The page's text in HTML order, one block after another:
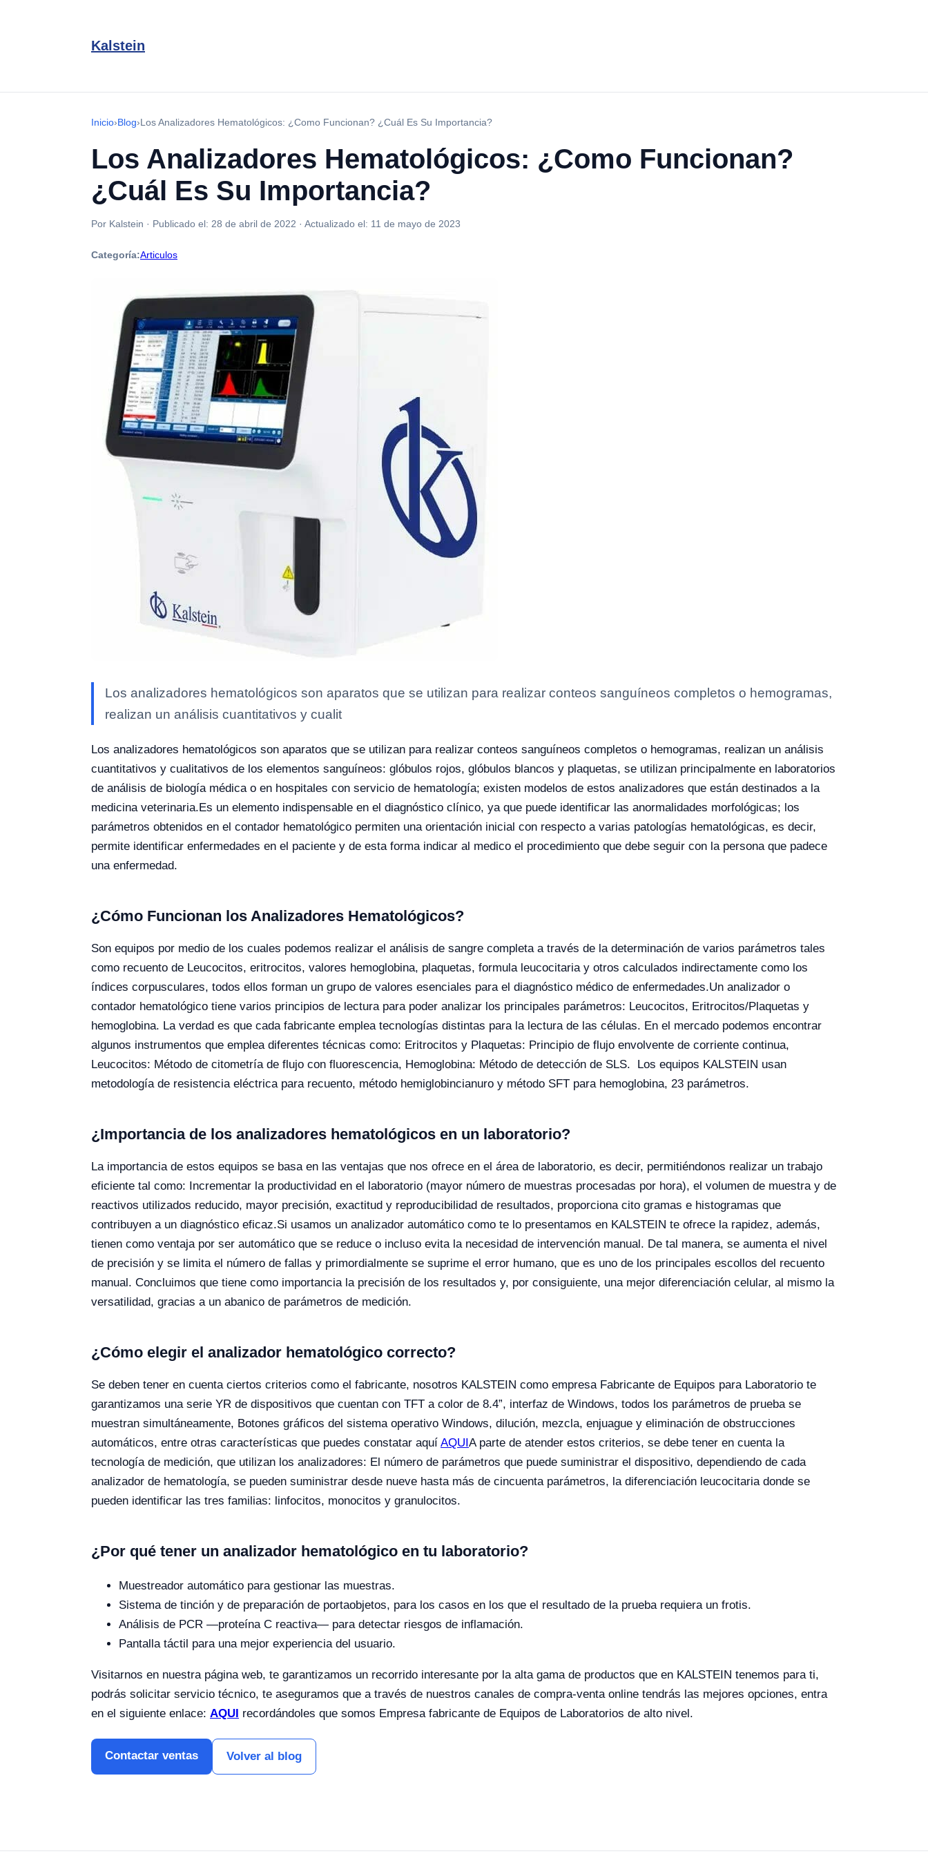
Kalstein
Inicio›Blog›Los Analizadores Hematológicos: ¿Como Funcionan? ¿Cuál Es Su Importancia?
Los Analizadores Hematológicos: ¿Como Funcionan?
¿Cuál Es Su Importancia?
Por Kalstein · Publicado el: 28 de abril de 2022 · Actualizado el: 11 de mayo de 2023
Categoría:Articulos
Los analizadores hematológicos son aparatos que se utilizan para realizar conteos sanguíneos completos o hemogramas,
realizan un análisis cuantitativos y cualit
Los analizadores hematológicos son aparatos que se utilizan para realizar conteos sanguíneos completos o hemogramas, realizan un análisis
cuantitativos y cualitativos de los elementos sanguíneos: glóbulos rojos, glóbulos blancos y plaquetas, se utilizan principalmente en laboratorios
de análisis de biología médica o en hospitales con servicio de hematología; existen modelos de estos analizadores que están destinados a la
medicina veterinaria.Es un elemento indispensable en el diagnóstico clínico, ya que puede identificar las anormalidades morfológicas; los
parámetros obtenidos en el contador hematológico permiten una orientación inicial con respecto a varias patologías hematológicas, es decir,
permite identificar enfermedades en el paciente y de esta forma indicar al medico el procedimiento que debe seguir con la persona que padece
una enfermedad.
¿Cómo Funcionan los Analizadores Hematológicos?
Son equipos por medio de los cuales podemos realizar el análisis de sangre completa a través de la determinación de varios parámetros tales
como recuento de Leucocitos, eritrocitos, valores hemoglobina, plaquetas, formula leucocitaria y otros calculados indirectamente como los
índices corpusculares, todos ellos forman un grupo de valores esenciales para el diagnóstico médico de enfermedades.Un analizador o
contador hematológico tiene varios principios de lectura para poder analizar los principales parámetros: Leucocitos, Eritrocitos/Plaquetas y
hemoglobina. La verdad es que cada fabricante emplea tecnologías distintas para la lectura de las células. En el mercado podemos encontrar
algunos instrumentos que emplea diferentes técnicas como: Eritrocitos y Plaquetas: Principio de flujo envolvente de corriente continua,
Leucocitos: Método de citometría de flujo con fluorescencia, Hemoglobina: Método de detección de SLS. Los equipos KALSTEIN usan
metodología de resistencia eléctrica para recuento, método hemiglobincianuro y método SFT para hemoglobina, 23 parámetros.
¿Importancia de los analizadores hematológicos en un laboratorio?
La importancia de estos equipos se basa en las ventajas que nos ofrece en el área de laboratorio, es decir, permitiéndonos realizar un trabajo
eficiente tal como: Incrementar la productividad en el laboratorio (mayor número de muestras procesadas por hora), el volumen de muestra y de
reactivos utilizados reducido, mayor precisión, exactitud y reproducibilidad de resultados, proporciona cito gramas e histogramas que
contribuyen a un diagnóstico eficaz.Si usamos un analizador automático como te lo presentamos en KALSTEIN te ofrece la rapidez, además,
tienen como ventaja por ser automático que se reduce o incluso evita la necesidad de intervención manual. De tal manera, se aumenta el nivel
de precisión y se limita el número de fallas y primordialmente se suprime el error humano, que es uno de los principales escollos del recuento
manual. Concluimos que tiene como importancia la precisión de los resultados y, por consiguiente, una mejor diferenciación celular, al mismo la
versatilidad, gracias a un abanico de parámetros de medición.
¿Cómo elegir el analizador hematológico correcto?
Se deben tener en cuenta ciertos criterios como el fabricante, nosotros KALSTEIN como empresa Fabricante de Equipos para Laboratorio te
garantizamos una serie YR de dispositivos que cuentan con TFT a color de 8.4”, interfaz de Windows, todos los parámetros de prueba se
muestran simultáneamente, Botones gráficos del sistema operativo Windows, dilución, mezcla, enjuague y eliminación de obstrucciones
automáticos, entre otras características que puedes constatar aquí AQUIA parte de atender estos criterios, se debe tener en cuenta la
tecnología de medición, que utilizan los analizadores: El número de parámetros que puede suministrar el dispositivo, dependiendo de cada
analizador de hematología, se pueden suministrar desde nueve hasta más de cincuenta parámetros, la diferenciación leucocitaria donde se
pueden identificar las tres familias: linfocitos, monocitos y granulocitos.
¿Por qué tener un analizador hematológico en tu laboratorio?
Muestreador automático para gestionar las muestras.
Sistema de tinción y de preparación de portaobjetos, para los casos en los que el resultado de la prueba requiera un frotis.
Análisis de PCR —proteína C reactiva— para detectar riesgos de inflamación.
Pantalla táctil para una mejor experiencia del usuario.
Visitarnos en nuestra página web, te garantizamos un recorrido interesante por la alta gama de productos que en KALSTEIN tenemos para ti,
podrás solicitar servicio técnico, te aseguramos que a través de nuestros canales de compra-venta online tendrás las mejores opciones, entra
en el siguiente enlace: AQUI recordándoles que somos Empresa fabricante de Equipos de Laboratorios de alto nivel.
Contactar ventas Volver al blog